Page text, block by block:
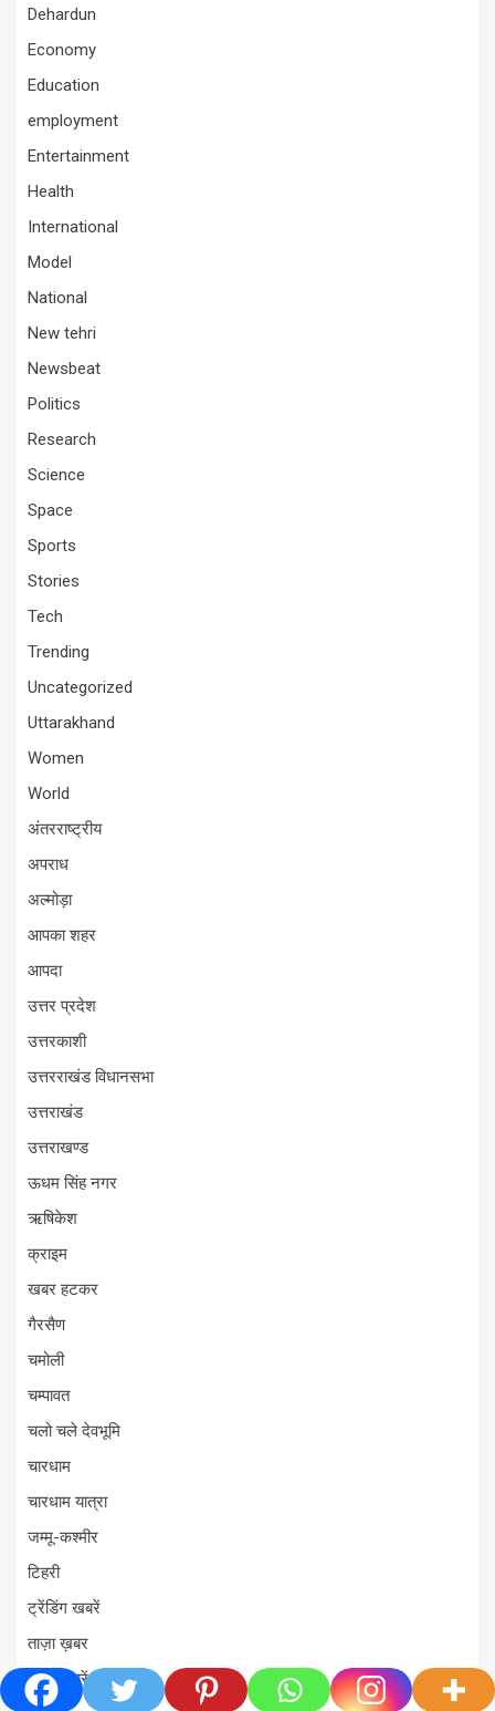
Dehardun
Economy
Education
employment
Entertainment
Health
International
Model
National
New tehri
Newsbeat
Politics
Research
Science
Space
Sports
Stories
Tech
Trending
Uncategorized
Uttarakhand
Women
World
अंतरराष्ट्रीय
अपराध
अल्मोड़ा
आपका शहर
आपदा
उत्तर प्रदेश
उत्तरकाशी
उत्तरराखंड विधानसभा
उत्तराखंड
उत्तराखण्ड
ऊधम सिंह नगर
ऋषिकेश
क्राइम
खबर हटकर
गैरसैण
चमोली
चम्पावत
चलो चले देवभूमि
चारधाम
चारधाम यात्रा
जम्मू-कश्मीर
टिहरी
ट्रेंडिंग खबरें
ताज़ा ख़बर
ताज़ा ख़बरें